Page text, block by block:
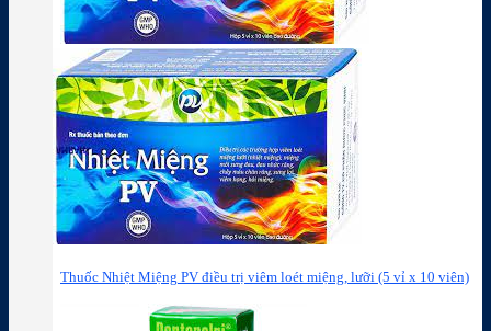
Thuốc Nhiệt Miệng PV điều trị viêm loét miệng, lưỡi (5 vỉ x 10 viên)